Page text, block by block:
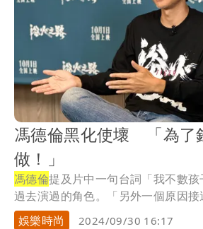
馮德倫黑化使壞 「為了
做！」
馮德倫提及片中一句台詞「我不數
過去演過的角色。「另外一個原因
帶兒...
娛樂時尚 2024/09/30 16:17